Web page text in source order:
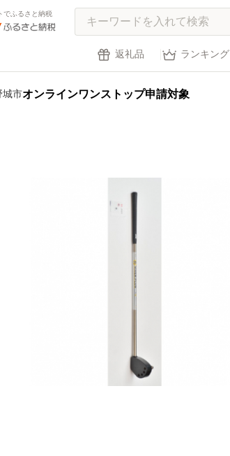
でふるさと納税
返礼品 ランキング
城市オンラインワンストップ申請対象